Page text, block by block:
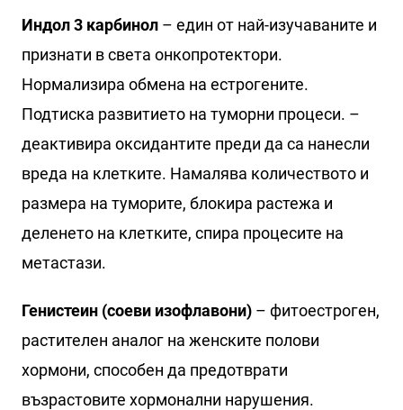
Индол 3 карбинол – един от най-изучаваните и
признати в света онкопротектори.
Нормализира обмена на естрогените.
Подтиска развитието на туморни процеси. –
деактивира оксидантите преди да са нанесли
вреда на клетките. Намалява количеството и
размера на туморите, блокира растежа и
деленето на клетките, спира процесите на
метастази.
Генистеин (соеви изофлавони) – фитоестроген,
растителен аналог на женските полови
хормони, способен да предотврати
възрастовите хормонални нарушения.